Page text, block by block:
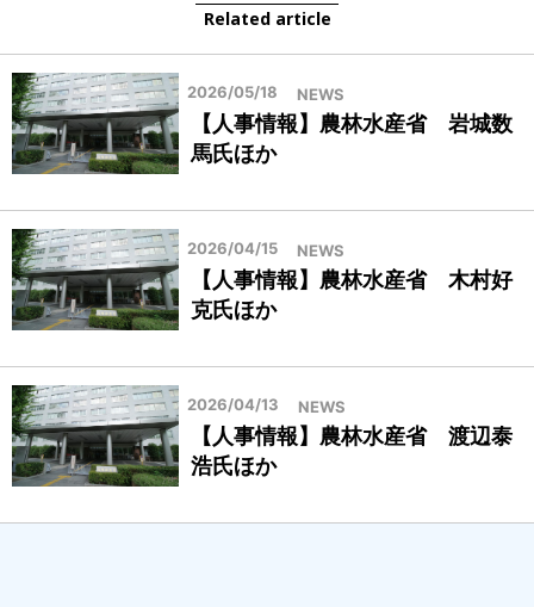
Related article
2026/05/18 NEWS
【人事情報】農林水産省 岩城数
馬氏ほか
2026/04/15 NEWS
【人事情報】農林水産省 木村好
克氏ほか
2026/04/13 NEWS
【人事情報】農林水産省 渡辺泰
浩氏ほか